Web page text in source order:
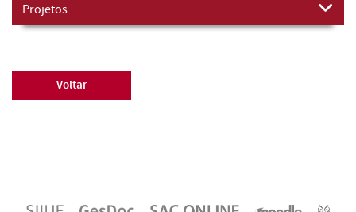
Projetos
Voltar